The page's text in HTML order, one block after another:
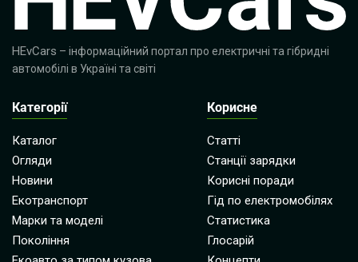
HEvCars – інформаційний портал про електричні та гібридні
автомобілі в Україні та світі
Категорії
Каталог
Огляди
Новини
Екотранспорт
Марки та моделі
Покоління
Корисне
Статті
Станції зарядки
Корисні поради
Гід по електромобілях
Статистика
Глосарій